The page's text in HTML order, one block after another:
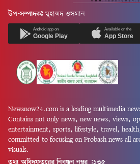
উপ-সম্পাদকঃ মুহাম্মদ ওসমান
Android app on
Google Play
Available on the
App Store
Newsnow24.com is a leading multimedia
Contains not only news, new news, views,
entertainment, sports, lifestyle, travel,
committed to focusing on Probash news all
visuals.